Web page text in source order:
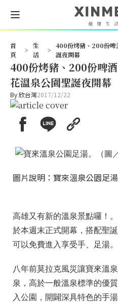
首
頁
>
生
活
>
400份烤豬、200份啤
誕夜開幕
400份烤豬、200份啤
花溫泉公園聖誕夜開幕
By欣台灣2017/12/22
圖片說明：寶來溫泉公園足
高雄又有新的溫泉景點囉！
於本週末正式開幕，搭配聖
可以免費進入享受手、足湯。
八年前莫拉克風災讓寶來溫
泉，高於一般溫泉標準的優
入公園，開闢深具特色的手